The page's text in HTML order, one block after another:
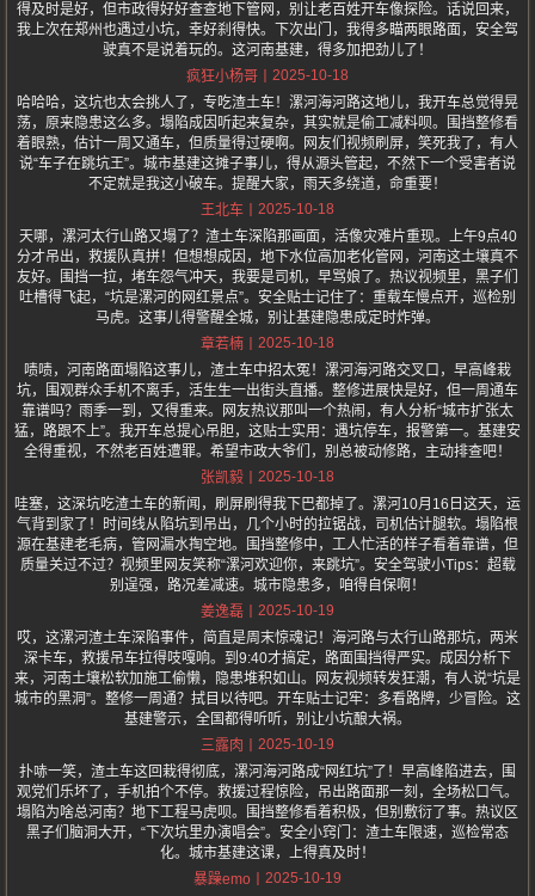
得及时是好，但市政得好好查查地下管网，别让老百姓开车像探险。话说回来，
我上次在郑州也遇过小坑，幸好刹得快。下次出门，我得多瞄两眼路面，安全驾
驶真不是说着玩的。这河南基建，得多加把劲儿了！
疯狂小杨哥
2025-10-18
哈哈哈，这坑也太会挑人了，专吃渣土车！漯河海河路这地儿，我开车总觉得晃
荡，原来隐患这么多。塌陷成因听起来复杂，其实就是偷工减料呗。围挡整修看
着眼熟，估计一周又通车，但质量得过硬啊。网友们视频刷屏，笑死我了，有人
说“车子在跳坑王”。城市基建这摊子事儿，得从源头管起，不然下一个受害者说
不定就是我这小破车。提醒大家，雨天多绕道，命重要！
王北车
2025-10-18
天哪，漯河太行山路又塌了？渣土车深陷那画面，活像灾难片重现。上午9点40
分才吊出，救援队真拼！但想想成因，地下水位高加老化管网，河南这土壤真不
友好。围挡一拉，堵车怨气冲天，我要是司机，早骂娘了。热议视频里，黑子们
吐槽得飞起，“坑是漯河的网红景点”。安全贴士记住了：重载车慢点开，巡检别
马虎。这事儿得警醒全城，别让基建隐患成定时炸弹。
章若楠
2025-10-18
啧啧，河南路面塌陷这事儿，渣土车中招太冤！漯河海河路交叉口，早高峰栽
坑，围观群众手机不离手，活生生一出街头直播。整修进展快是好，但一周通车
靠谱吗？雨季一到，又得重来。网友热议那叫一个热闹，有人分析“城市扩张太
猛，路跟不上”。我开车总提心吊胆，这贴士实用：遇坑停车，报警第一。基建安
全得重视，不然老百姓遭罪。希望市政大爷们，别总被动修路，主动排查吧！
张凯毅
2025-10-18
哇塞，这深坑吃渣土车的新闻，刷屏刷得我下巴都掉了。漯河10月16日这天，运
气背到家了！时间线从陷坑到吊出，几个小时的拉锯战，司机估计腿软。塌陷根
源在基建老毛病，管网漏水掏空地。围挡整修中，工人忙活的样子看着靠谱，但
质量关过不过？视频里网友笑称“漯河欢迎你，来跳坑”。安全驾驶小Tips：超载
别逞强，路况差减速。城市隐患多，咱得自保啊！
姜逸磊
2025-10-19
哎，这漯河渣土车深陷事件，简直是周末惊魂记！海河路与太行山路那坑，两米
深卡车，救援吊车拉得吱嘎响。到9:40才搞定，路面围挡得严实。成因分析下
来，河南土壤松软加施工偷懒，隐患堆积如山。网友视频转发狂潮，有人说“坑是
城市的黑洞”。整修一周通？拭目以待吧。开车贴士记牢：多看路牌，少冒险。这
基建警示，全国都得听听，别让小坑酿大祸。
三露肉
2025-10-19
扑哧一笑，渣土车这回栽得彻底，漯河海河路成“网红坑”了！早高峰陷进去，围
观党们乐坏了，手机拍个不停。救援过程惊险，吊出路面那一刻，全场松口气。
塌陷为啥总河南？地下工程马虎呗。围挡整修看着积极，但别敷衍了事。热议区
黑子们脑洞大开，“下次坑里办演唱会”。安全小窍门：渣土车限速，巡检常态
化。城市基建这课，上得真及时！
暴躁emo
2025-10-19